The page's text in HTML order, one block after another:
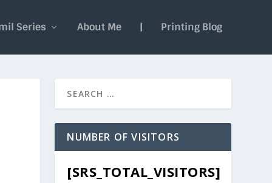
Series About Me | Printing Blog
NUMBER OF VISITORS
[SRS_TOTAL_VISITORS]